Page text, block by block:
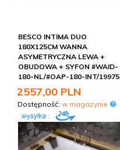
BESCO INTIMA DUO
180X125CM WANNA
ASYMETRYCZNA LEWA +
OBUDOWA + SYFON #WAID-
180-NL/#OAP-180-INT/19975
2557,00 PLN
Dostępność: w magazynie